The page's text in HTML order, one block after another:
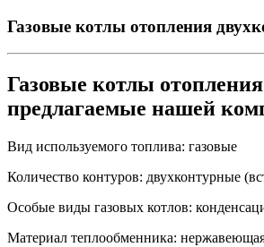
Газовые котлы отопления
Газовые котлы
предлагаемые нашей
Вид используемого топлива: газовые
Количество контуров: двухконтурные
Особые виды газовых котлов:
Материал теплообменника: